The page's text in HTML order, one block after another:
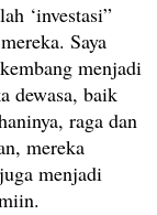
‘investasi”
Saya
menjadi
dewasa, baik
raga dan
mereka
menjadi